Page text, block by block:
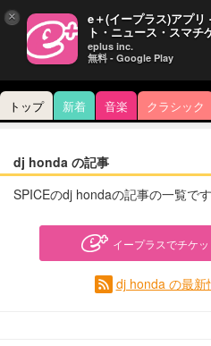
トップ 新着 音楽 クラシック
dj honda の記事
SPICEのdj hondaの記事の一覧です
イープラスでチケ
dj honda の最新
× e＋(イープラス)アプリ
ト・ニュース・スマチ
eplus inc.
無料 - Google Play